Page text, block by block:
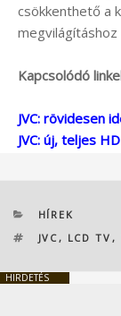
csökkenthető a
megvilágításhoz
Kapcsolódó
JVC: rövidesen
JVC: új, teljes
KATEGÓRIÁK
HÍREK
CÍMKÉK
JVC , LCD TV ,
HIRDETÉS